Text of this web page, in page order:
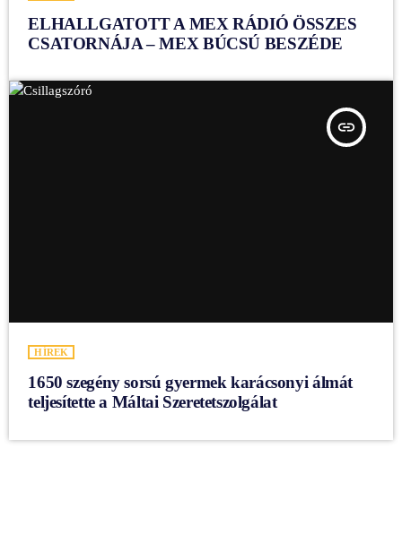
ELHALLGATOTT A MEX RÁDIÓ ÖSSZES
CSATORNÁJA – MEX BÚCSÚ BESZÉDE
insert_link
HÍREK
1650 szegény sorsú gyermek karácsonyi álmát
teljesítette a Máltai Szeretetszolgálat